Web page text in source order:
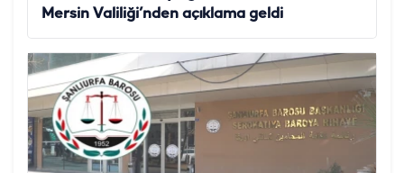
Mersin Valiliği’nden açıklama geldi